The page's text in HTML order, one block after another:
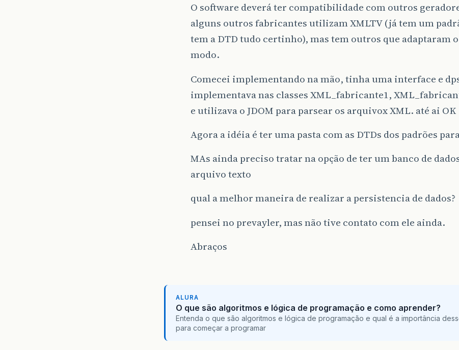
O software deverá ter compatibilidade com outros
alguns outros fabricantes utilizam XMLTV (já tem um
tem a DTD tudo certinho), mas tem outros que adaptaram
modo.
Comecei implementando na mão, tinha uma interface e
implementava nas classes XML_fabricante1,
e utilizava o JDOM para parsear os arquivox XML. até ai OK
Agora a idéia é ter uma pasta com as DTDs dos padrões
MAs ainda preciso tratar na opção de ter um banco de
arquivo texto
qual a melhor maneira de realizar a persistencia de dados?
pensei no prevayler, mas não tive contato com ele ainda.
Abraços
ALURA
O que são algoritmos e lógica de programação e como aprender?
Entenda o que são algoritmos e lógica de programação e qual é a importância
para começar a programar